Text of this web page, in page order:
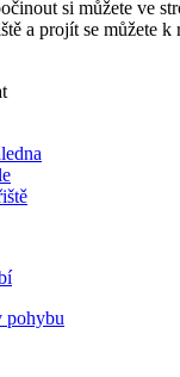
si můžete ve
a projít se můžete k
pohybu